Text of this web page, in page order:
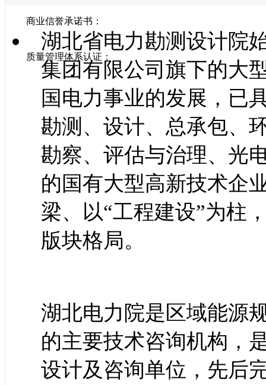
商业信誉承诺书：
质量管理体系认证：
湖北省电力勘测设计院
集团有限公司旗下的大
国电力事业的发展，已
勘测、设计、总承包、
勘察、评估与治理、光
的国有大型高新技术企
梁、以“工程建设”为柱
版块格局。
湖北电力院是区域能源
的主要技术咨询机构，
设计及咨询单位，先后